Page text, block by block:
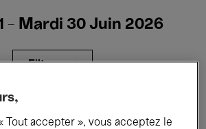
- Mardi 30 Juin 2026
Filtres
Tout accepter », vous acceptez le